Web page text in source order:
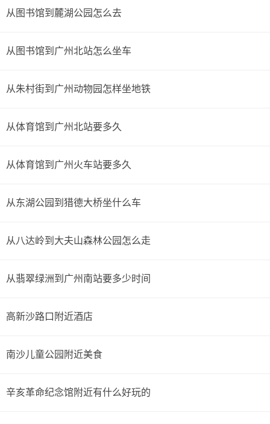
从图书馆到麓湖公园怎么去
从图书馆到广州北站怎么坐车
从朱村街到广州动物园怎样坐地铁
从体育馆到广州北站要多久
从体育馆到广州火车站要多久
从东湖公园到猎德大桥坐什么车
从八达岭到大夫山森林公园怎么走
从翡翠绿洲到广州南站要多少时间
高新沙路口附近酒店
南沙儿童公园附近美食
辛亥革命纪念馆附近有什么好玩的